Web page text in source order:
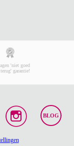
'niet goed
garantie!
BLOG